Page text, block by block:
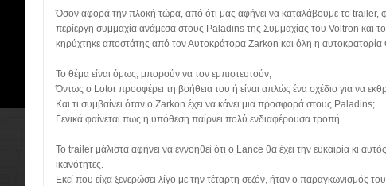
Όσον αφορά την πλοκή τώρα, από ότι μας αφήνει να καταλάβουμε το trailer,
περίεργη συμμαχία ανάμεσα στους Paladins της Συμμαχίας του Voltron και
κηρύχτηκε αποστάτης από τον Αυτοκράτορα Zarkon και όλη η αυτοκρατορία
Το θέμα είναι όμως, μπορούν να τον εμπιστευτούν;
Όντως ο Lotor προσφέρει τη βοήθεια του ή είναι απλώς ένα σχέδιο για να
Και τι συμβαίνει όταν ο Zarkon έχει να κάνει μια προσφορά στους Paladins;
Γενικά φαίνεται πως η υπόθεση παίρνει πολύ ενδιαφέρουσα τροπή.
Το trailer μάλιστα αφήνει να εννοηθεί ότι ο Lance θα έχει την ευκαιρία κι αυτός
ικανότητες.
Εκεί που είχα ξενερώσει λίγο με την τέταρτη σεζόν, ήταν ο παραγκωνισμός